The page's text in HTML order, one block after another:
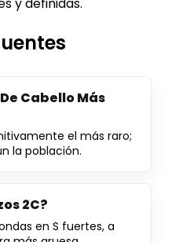
Cabello Más
el más raro;
la población.
2C?
en S fuertes, a